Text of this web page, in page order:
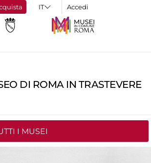
Accedi
DI ROMA IN TRASTEVERE
I MUSEI